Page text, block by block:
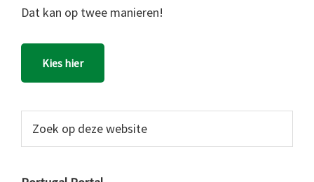
Dat kan op twee manieren!
Kies hier